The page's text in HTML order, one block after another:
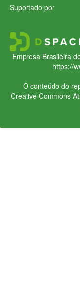
Suportado por
Empresa Brasileira
https://
O conteúdo do
Creative Commons